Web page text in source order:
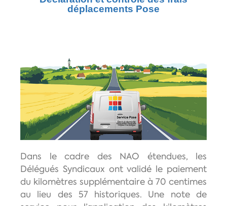
déplacements Pose
Dans le cadre des NAO étendues, les
Délégués Syndicaux ont validé le paiement
du kilomètres supplémentaire à 70 centimes
au lieu des 57 historiques. Une note de